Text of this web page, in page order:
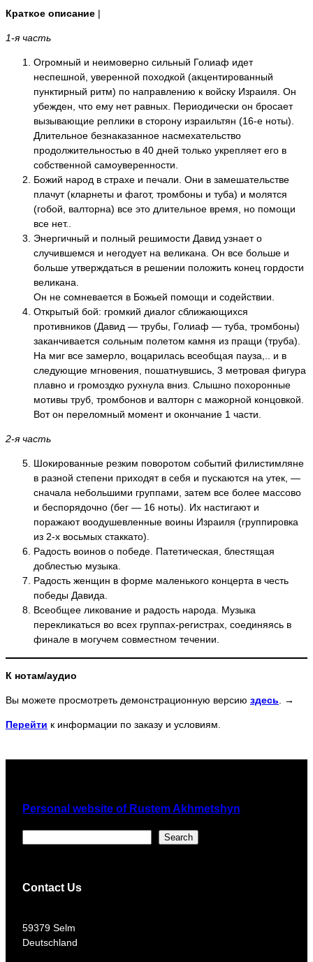
Краткое описание |
1-я часть
Огромный и неимоверно сильный Голиаф идет
неспешной, уверенной походкой (акцентированный
пунктирный ритм) по направлению к войску Израиля. Он
убежден, что ему нет равных. Периодически он бросает
вызывающие реплики в сторону израильтян (16-е ноты).
Длительное безнаказанное насмехательство
продолжительностью в 40 дней только укрепляет его в
собственной самоуверенности.
Божий народ в страхе и печали. Они в замешательстве
плачут (кларнеты и фагот, тромбоны и туба) и молятся
(гобой, валторна) все это длительное время, но помощи
все нет..
Энергичный и полный решимости Давид узнает о
случившемся и негодует на великана. Он все больше и
больше утверждаться в решении положить конец гордости
великана.
Он не сомневается в Божьей помощи и содействии.
Открытый бой: громкий диалог сближающихся
противников (Давид — трубы, Голиаф — туба, тромбоны)
заканчивается сольным полетом камня из пращи (труба).
На миг все замерло, воцарилась всеобщая пауза,.. и в
следующие мгновения, пошатнувшись, 3 метровая фигура
плавно и громоздко рухнула вниз. Слышно похоронные
мотивы труб, тромбонов и валторн с мажорной концовкой.
Вот он переломный момент и окончание 1 части.
2-я часть
Шокированные резким поворотом событий филистимляне
в разной степени приходят в себя и пускаются на утек, —
сначала небольшими группами, затем все более массово
и беспорядочно (бег — 16 ноты). Их настигают и
поражают воодушевленные воины Израиля (группировка
из 2-х восьмых стаккато).
Радость воинов о победе. Патетическая, блестящая
доблестью музыка.
Радость женщин в форме маленького концерта в честь
победы Давида.
Всеобщее ликование и радость народа. Музыка
перекликаться во всех группах-регистрах, соединяясь в
финале в могучем совместном течении.
К нотам/аудио
Вы можете просмотреть демонстрационную версию здесь . →
Перейти к информации по заказу и условиям.
Personal website of Rustem Akhmetshyn
Search
Contact Us
​59379 Selm
Deutschland